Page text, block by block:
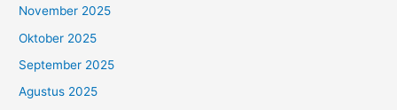
November 2025
Oktober 2025
September 2025
Agustus 2025